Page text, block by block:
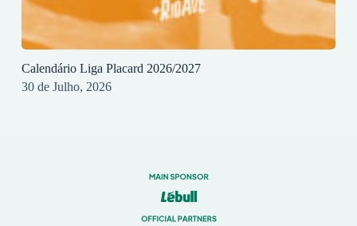
Calendário Liga Placard 2026/2027
30 de Julho, 2026